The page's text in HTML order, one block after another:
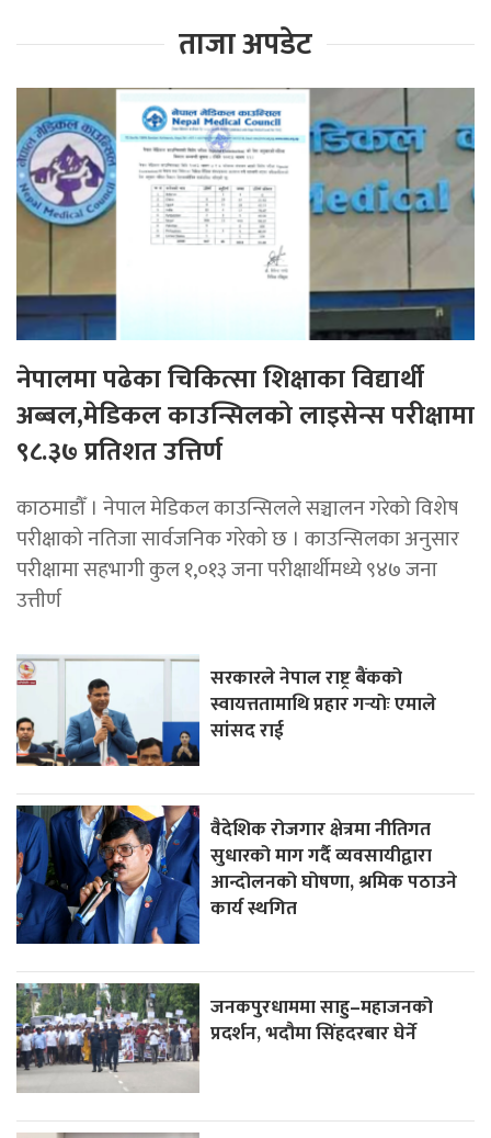
ताजा अपडेट
नेपालमा पढेका चिकित्सा शिक्षाका विद्यार्थी
अब्बल,मेडिकल काउन्सिलको लाइसेन्स परीक्षामा
९८.३७ प्रतिशत उत्तिर्ण
काठमाडौँ । नेपाल मेडिकल काउन्सिलले सञ्चालन गरेको विशेष
परीक्षाको नतिजा सार्वजनिक गरेको छ । काउन्सिलका अनुसार
परीक्षामा सहभागी कुल १,०१३ जना परीक्षार्थीमध्ये ९४७ जना
उत्तीर्ण
सरकारले नेपाल राष्ट्र बैंकको
स्वायत्ततामाथि प्रहार गर्‍योः एमाले
सांसद राई
वैदेशिक रोजगार क्षेत्रमा नीतिगत
सुधारको माग गर्दै व्यवसायीद्वारा
आन्दोलनको घोषणा, श्रमिक पठाउने
कार्य स्थगित
जनकपुरधाममा साहु–महाजनको
प्रदर्शन, भदौमा सिंहदरबार घेर्ने